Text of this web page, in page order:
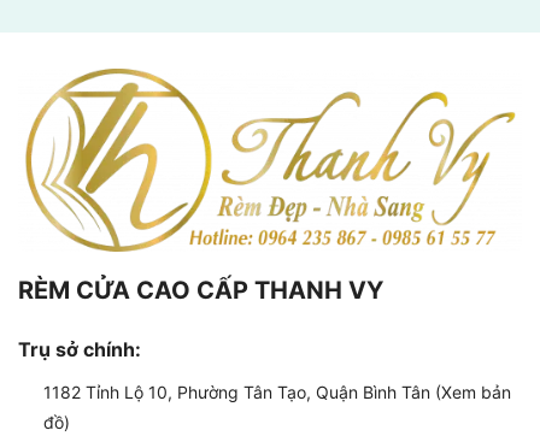
RÈM CỬA CAO CẤP THANH VY
Trụ sở chính:
1182 Tỉnh Lộ 10, Phường Tân Tạo, Quận Bình Tân (Xem bản
đồ)